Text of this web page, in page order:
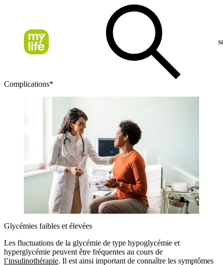
Complications*
Glycémies faibles et élevées
Les fluctuations de la glycémie de type hypoglycémie et
hyperglycémie peuvent être fréquentes au cours de
l’insulinothérapie. Il est ainsi important de connaître les symptômes